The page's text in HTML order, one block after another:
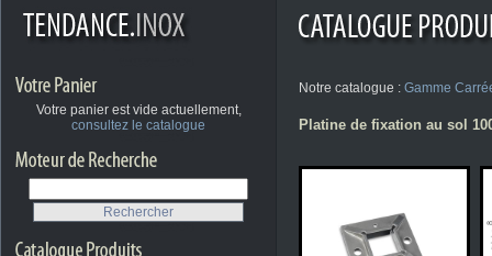
Votre panier est vide actuellement,
consultez le catalogue
Notre catalogue : Gamme
Platine de fixation au sol